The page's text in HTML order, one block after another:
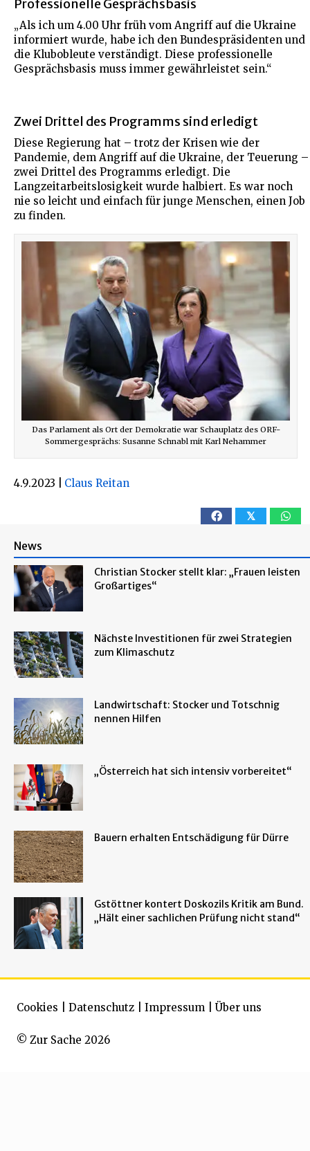
Professionelle Gesprächsbasis
„Als ich um 4.00 Uhr früh vom Angriff auf die Ukraine
informiert wurde, habe ich den Bundespräsidenten und
die Klubobleute verständigt. Diese professionelle
Gesprächsbasis muss immer gewährleistet sein.“
Zwei Drittel des Programms sind erledigt
Diese Regierung hat – trotz der Krisen wie der
Pandemie, dem Angriff auf die Ukraine, der Teuerung –
zwei Drittel des Programms erledigt. Die
Langzeitarbeitslosigkeit wurde halbiert. Es war noch
nie so leicht und einfach für junge Menschen, einen Job
zu finden.
Das Parlament als Ort der Demokratie war Schauplatz des ORF-
Sommergesprächs: Susanne Schnabl mit Karl Nehammer
4.9.2023 Claus Reitan
𝕏
News
Christian Stocker stellt klar: „Frauen leisten
Großartiges“
Nächste Investitionen für zwei Strategien
zum Klimaschutz
Landwirtschaft: Stocker und Totschnig
nennen Hilfen
„Österreich hat sich intensiv vorbereitet“
Bauern erhalten Entschädigung für Dürre
Gstöttner kontert Doskozils Kritik am Bund.
„Hält einer sachlichen Prüfung nicht stand“
© Zur Sache 2026
Cookies Datenschutz Impressum Über uns